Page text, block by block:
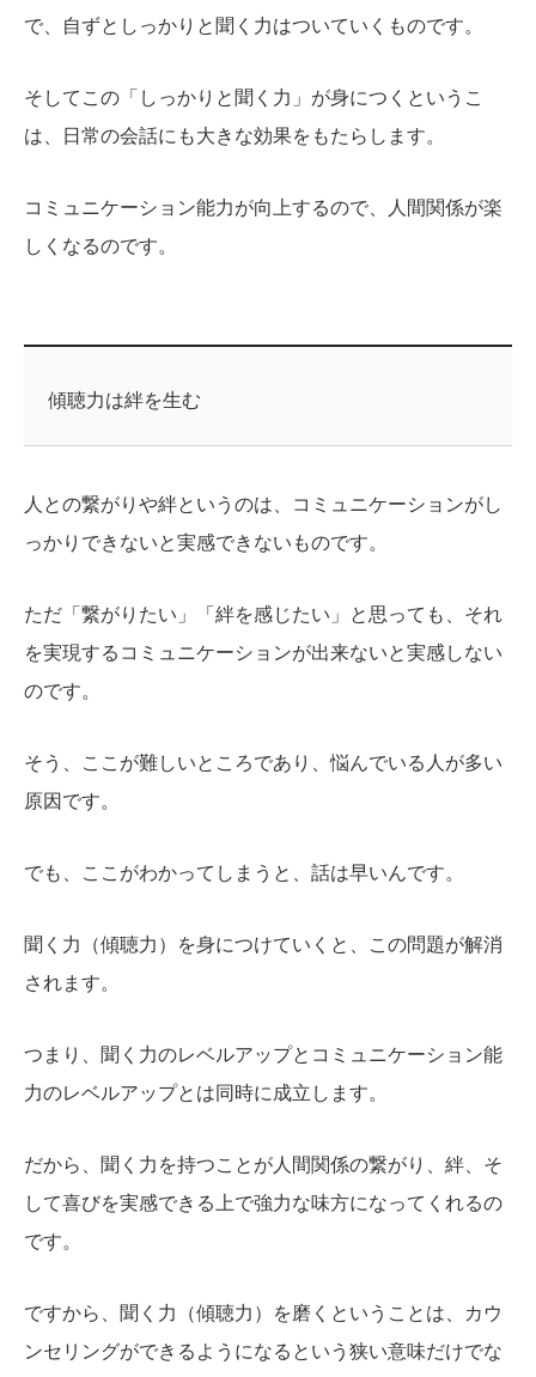
で、自ずとしっかりと聞く力はついていくものです。
そしてこの「しっかりと聞く力」が身につくというこ
は、日常の会話にも大きな効果をもたらします。
コミュニケーション能力が向上するので、人間関係が楽
しくなるのです。
傾聴力は絆を生む
人との繋がりや絆というのは、コミュニケーションがし
っかりできないと実感できないものです。
ただ「繋がりたい」「絆を感じたい」と思っても、それ
を実現するコミュニケーションが出来ないと実感しない
のです。
そう、ここが難しいところであり、悩んでいる人が多い
原因です。
でも、ここがわかってしまうと、話は早いんです。
聞く力（傾聴力）を身につけていくと、この問題が解消
されます。
つまり、聞く力のレベルアップとコミュニケーション能
力のレベルアップとは同時に成立します。
だから、聞く力を持つことが人間関係の繋がり、絆、そ
して喜びを実感できる上で強力な味方になってくれるの
です。
ですから、聞く力（傾聴力）を磨くということは、カウ
ンセリングができるようになるという狭い意味だけでな